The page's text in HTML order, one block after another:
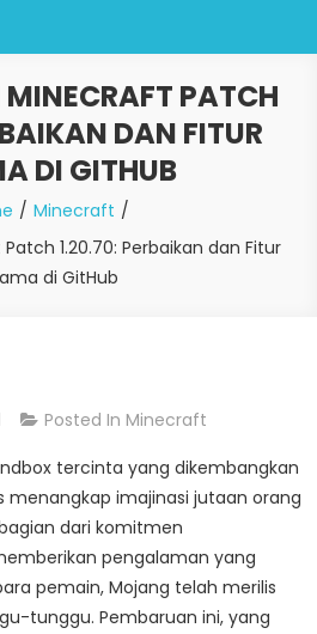
PATCH
DAN FITUR
DI GITHUB
Minecraft
1.20.70: Perbaikan dan Fitur
di GitHub
Posted In Minecraft
tercinta yang dikembangkan
menangkap imajinasi jutaan orang
dari komitmen
pengalaman yang
pemain, Mojang telah merilis
tunggu. Pembaruan ini, yang